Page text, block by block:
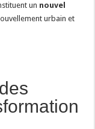
un nouvel
urbain et